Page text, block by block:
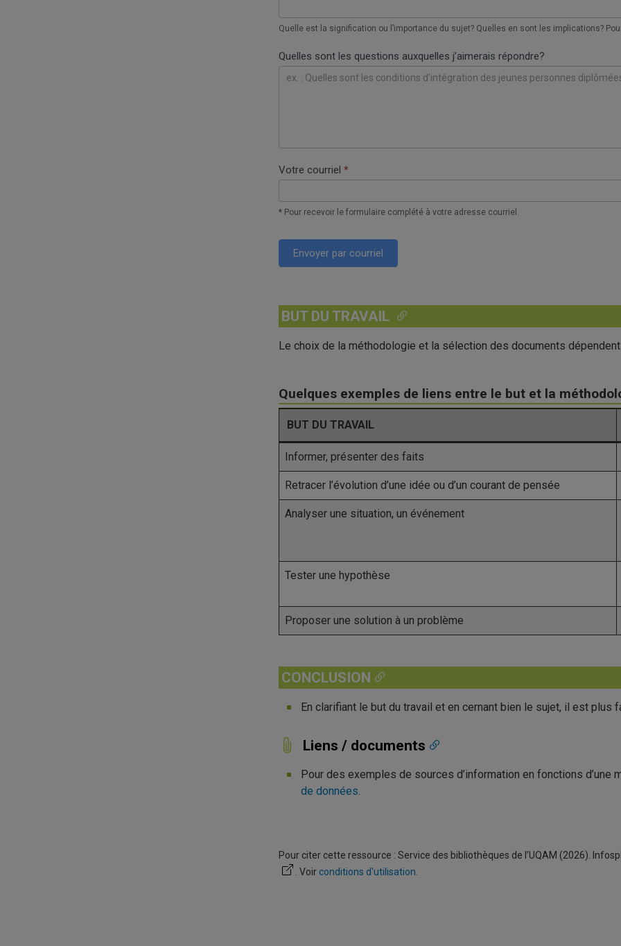
Quelle est la signification ou l’importance du sujet? Quelles en sont les implications?
Quelles sont les questions auxquelles j’aimerais répondre?
Votre courriel *
* Pour recevoir le formulaire complété à votre adresse courriel.
Envoyer par courriel
BUT DU TRAVAIL
Le choix de la méthodologie et la sélection des documents
Quelques exemples de liens entre le but et la
BUT DU TRAVAIL
Informer, présenter des faits
Retracer l’évolution d’une idée ou d’un courant de pensée
Analyser une situation, un événement
Tester une hypothèse
Proposer une solution à un problème
CONCLUSION
En clarifiant le but du travail et en cernant bien le sujet, il est plus
Liens / documents
Pour des exemples de sources d’information en fonctions
de données.
Pour citer cette ressource : Service des bibliothèques de l’UQAM (2026).
. Voir conditions d'utilisation